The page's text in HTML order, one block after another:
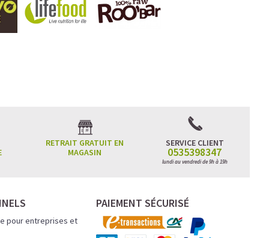
RETRAIT GRATUIT EN
MAGASIN
SERVICE CLIENT
0535398347
lundi au vendredi de 9h à 19h
pour entreprises et
PAIEMENT SÉCURISÉ